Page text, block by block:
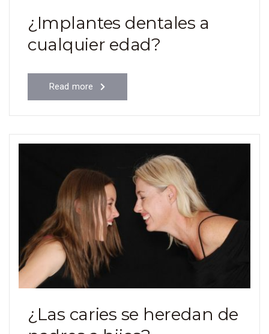
¿Implantes dentales a
cualquier edad?
Read more
¿Las caries se heredan de